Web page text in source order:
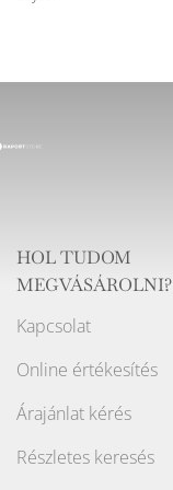
HOL TUDOM
MEGVÁSÁROLNI?
Kapcsolat
Online értékesítés
Árajánlat kérés
Részletes keresés